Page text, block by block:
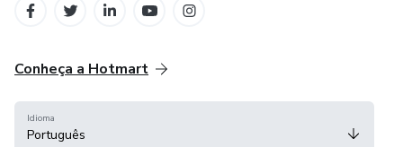
Conheça a Hotmart
Idioma
Português